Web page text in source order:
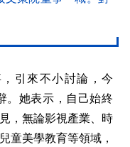
引來不小討論，今
。她表示，自己始終
，無論影視產業、時
童美學教育等領域，